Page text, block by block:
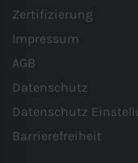
Zertifizierung
Impressum
AGB
Datenschutz
Datenschutz
Barrierefreiheit